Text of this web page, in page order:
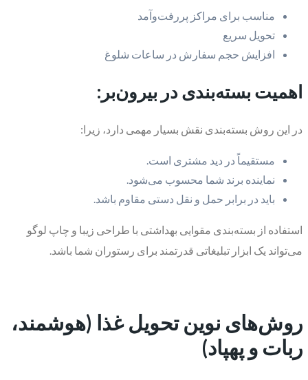
مناسب برای مراکز پررفت‌وآمد
تحویل سریع
افزایش حجم سفارش در ساعات شلوغ
اهمیت بسته‌بندی در بیرون‌بر:
در این روش بسته‌بندی نقش بسیار مهمی دارد، زیرا:
مستقیماً در دید مشتری است.
نماینده برند شما محسوب می‌شود.
باید در برابر حمل و نقل دستی مقاوم باشد.
استفاده از بسته‌بندی مقوایی بهداشتی با طراحی زیبا و چاپ لوگو
می‌تواند یک ابزار تبلیغاتی قدرتمند برای رستوران شما باشد.
روش‌های نوین تحویل غذا (هوشمند،
ربات و پهپاد)